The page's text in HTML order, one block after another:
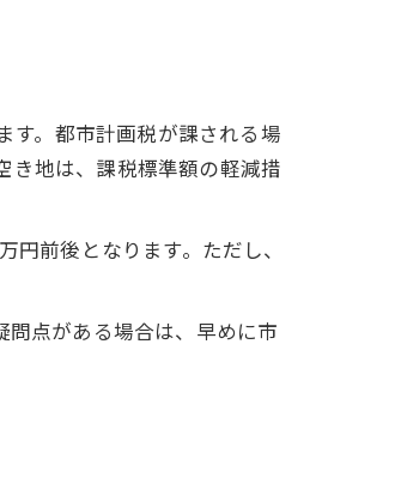
す。都市計画税が課される場
き地は、課税標準額の軽減措
前後となります。ただし、
点がある場合は、早めに市